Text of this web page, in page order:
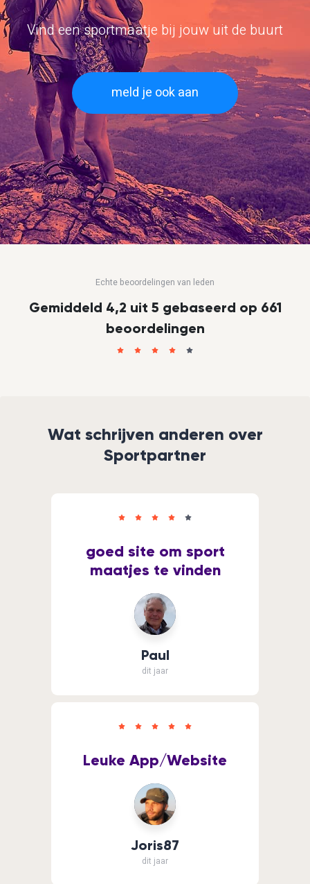
Vind een sportmaatje bij jouw uit de buurt
meld je ook aan
Echte beoordelingen van leden
Gemiddeld 4,2 uit 5 gebaseerd op 661
beoordelingen
Wat schrijven anderen over
Sportpartner
Paul
dit jaar
goed site om sport
maatjes te vinden
Joris87
dit jaar
Leuke App/Website